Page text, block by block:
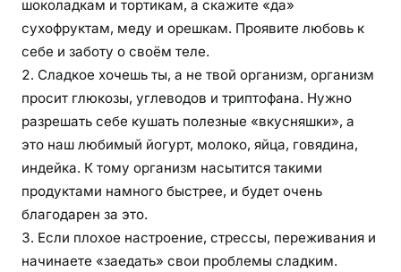
шоколадкам и тортикам, а скажите «да»
сухофруктам, меду и орешкам. Проявите любовь к
себе и заботу о своём теле.
Сладкое хочешь ты, а не твой организм, организм
просит глюкозы, углеводов и триптофана. Нужно
разрешать себе кушать полезные «вкусняшки», а
это наш любимый йогурт, молоко, яйца, говядина,
индейка. К тому организм насытится такими
продуктами намного быстрее, и будет очень
благодарен за это.
Если плохое настроение, стрессы, переживания и
начинаете «заедать» свои проблемы сладким.